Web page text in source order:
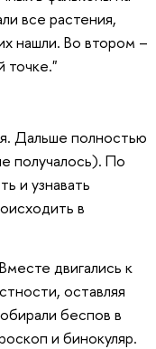
все растения,
нашли. Во втором –
точке."
Дальше полностью
получалось). По
и узнавать
в
двигались к
оставляя
беспов в
и бинокуляр.